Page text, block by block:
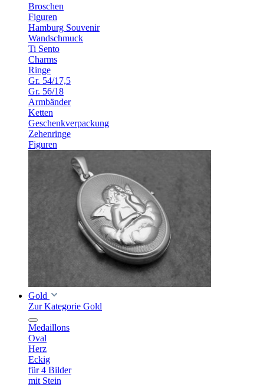
Broschen
Figuren
Hamburg Souvenir
Wandschmuck
Ti Sento
Charms
Ringe
Gr. 54/17,5
Gr. 56/18
Armbänder
Ketten
Geschenkverpackung
Zehenringe
Figuren
Gold
Zur Kategorie Gold
Medaillons
Oval
Herz
Eckig
für 4 Bilder
mit Stein